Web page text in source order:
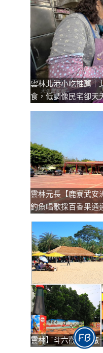
雲林北港小吃推薦｜
食，低調像民宅卻天
雲林元長【鹿寮武安
釣魚唱歌採百香果通
雲林】斗六觀光工廠